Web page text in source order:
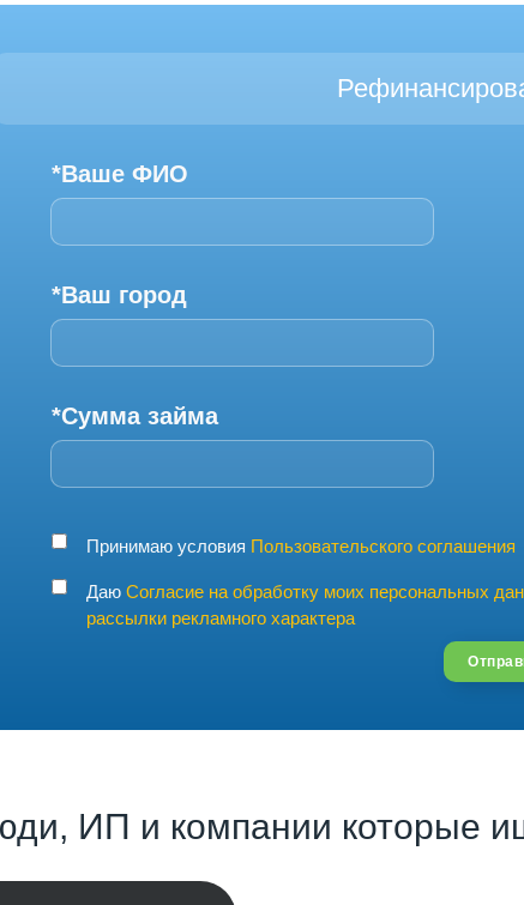
*Ваше ФИО
*Ваш город
*Сумма займа
Принимаю условия Пользовательского соглашения
Даю Согласие на обработку моих персональных
рассылки рекламного характера
ИП и компании которые